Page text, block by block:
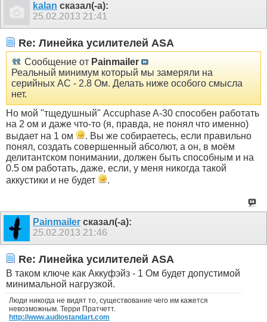
kalan сказал(-а):
25.02.2013 21:41
Re: Линейка усилителей ASA
Сообщение от Painmailer
Реальный минимум который мы замеряли на
серийных АС - 2.8 Ом. Делать ниже особого смысла
нет.
Но мой "тщедушный" Accuphase A-30 способен работать
на 2 ом и даже что-то (я, правда, не понял что именно)
выдает на 1 ом
. Вы же собираетесь, если правильно
понял, создать совершенный абсолют, а он, в моём
делитантском понимании, должен быть способным и на
0.5 ом работать, даже, если, у меня никогда такой
аккустики и не будет
.
Painmailer сказал(-а):
25.02.2013 21:46
Re: Линейка усилителей ASA
В таком ключе как Аккуфэйз - 1 Ом будет допустимой
минимальной нагрузкой.
Люди никогда не видят то, существование чего им кажется
невозможным. Терри Пратчетт.
http://www.audiostandart.com